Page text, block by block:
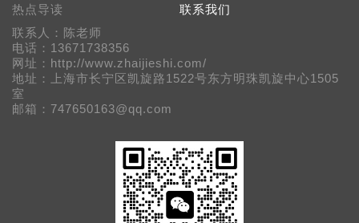
热点导读
联系我们
联系人：陈老师
电话：13671738356
网址：http://www.zhaijieshi.com/
地址：上海市长宁区凯旋路1522号东方明珠凯旋中心1505
室
邮箱：747650163@qq.com